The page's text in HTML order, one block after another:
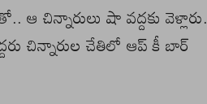
చిన్నారులు షా వద్దకు వెళ్లారు.
చిన్నారుల చేతిలో ఆప్ కీ బార్